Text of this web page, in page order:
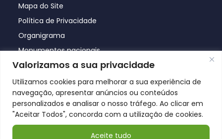
Valorizamos a sua privacidade
Utilizamos cookies para melhorar a sua experiência de
navegação, apresentar anúncios ou conteúdos
personalizados e analisar o nosso tráfego. Ao clicar em
"Aceitar Todos", concorda com a utilização de cookies.
Aceite tudo
Mapa do Site
Política de Privacidade
Organigrama
Monumentos nacionais